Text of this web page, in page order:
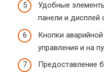
Удобные
панели и
Кнопки
управления и на
Предоставление